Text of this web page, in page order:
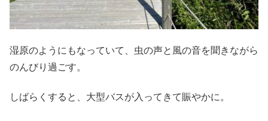
湿原のようにもなっていて、虫の声と風の音を聞きながら
のんびり過ごす。
しばらくすると、大型バスが入ってきて賑やかに。